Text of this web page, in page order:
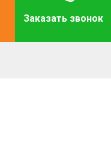
Заказать звонок